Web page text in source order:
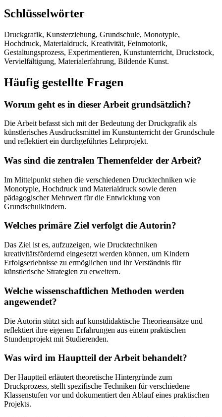
Schlüsselwörter
Druckgrafik, Kunsterziehung, Grundschule, Monotypie,
Hochdruck, Materialdruck, Kreativität, Feinmotorik,
Gestaltungsprozess, Experimentieren, Kunstunterricht, Druckstock,
Vervielfältigung, Materialerfahrung, Bildende Kunst.
Häufig gestellte Fragen
Worum geht es in dieser Arbeit grundsätzlich?
Die Arbeit befasst sich mit der Bedeutung der Druckgrafik als
künstlerisches Ausdrucksmittel im Kunstunterricht der Grundschule
und reflektiert ein durchgeführtes Lehrprojekt.
Was sind die zentralen Themenfelder der Arbeit?
Im Mittelpunkt stehen die verschiedenen Drucktechniken wie
Monotypie, Hochdruck und Materialdruck sowie deren
pädagogischer Mehrwert für die Entwicklung von
Grundschulkindern.
Welches primäre Ziel verfolgt die Autorin?
Das Ziel ist es, aufzuzeigen, wie Drucktechniken
kreativitätsfördernd eingesetzt werden können, um Kindern
Erfolgserlebnisse zu ermöglichen und ihr Verständnis für
künstlerische Strategien zu erweitern.
Welche wissenschaftlichen Methoden werden
angewendet?
Die Autorin stützt sich auf kunstdidaktische Theorieansätze und
reflektiert ihre eigenen Erfahrungen aus einem praktischen
Stundenprojekt mit Studierenden.
Was wird im Hauptteil der Arbeit behandelt?
Der Hauptteil erläutert theoretische Hintergründe zum
Druckprozess, stellt spezifische Techniken für verschiedene
Klassenstufen vor und dokumentiert den Ablauf eines praktischen
Projekts.